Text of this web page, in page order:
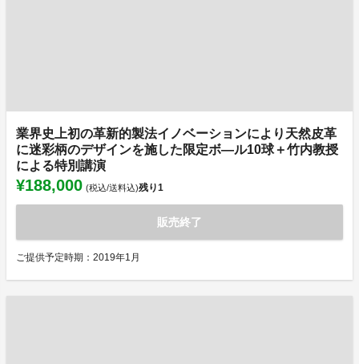
業界史上初の革新的製法イノベーションにより天然皮革
に迷彩柄のデザインを施した限定ボ―ル10球＋竹内教授
による特別講演
¥188,000 (税込/送料込)残り1
販売終了
ご提供予定時期：2019年1月